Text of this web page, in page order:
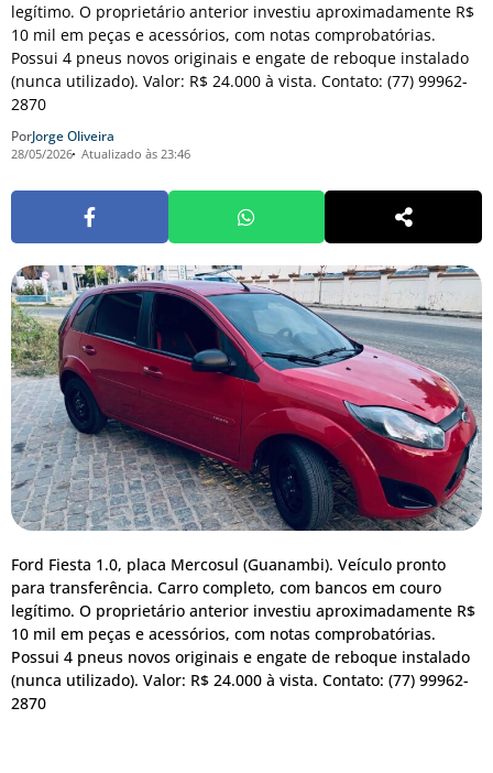
legítimo. O proprietário anterior investiu aproximadamente R$
10 mil em peças e acessórios, com notas comprobatórias.
Possui 4 pneus novos originais e engate de reboque instalado
(nunca utilizado). Valor: R$ 24.000 à vista. Contato: (77) 99962-
2870
PorJorge Oliveira
28/05/2026 Atualizado às 23:46
Ford Fiesta 1.0, placa Mercosul (Guanambi). Veículo pronto
para transferência. Carro completo, com bancos em couro
legítimo. O proprietário anterior investiu aproximadamente R$
10 mil em peças e acessórios, com notas comprobatórias.
Possui 4 pneus novos originais e engate de reboque instalado
(nunca utilizado). Valor: R$ 24.000 à vista. Contato: (77) 99962-
2870